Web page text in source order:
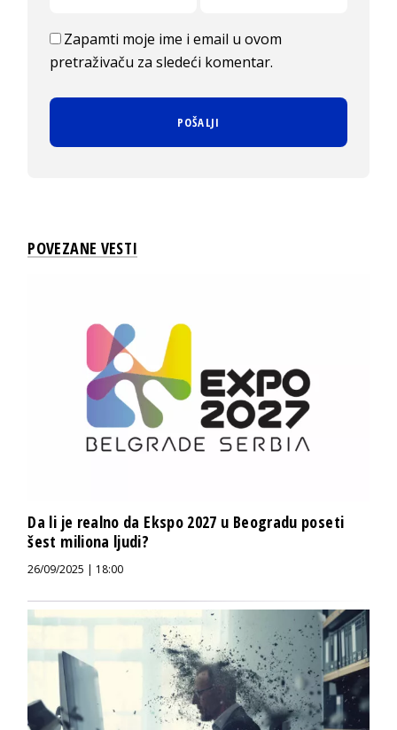
Zapamti moje ime i email u ovom
pretraživaču za sledeći komentar.
POVEZANE VESTI
Da li je realno da Ekspo 2027 u Beogradu poseti
šest miliona ljudi?
26/09/2025 | 18:00